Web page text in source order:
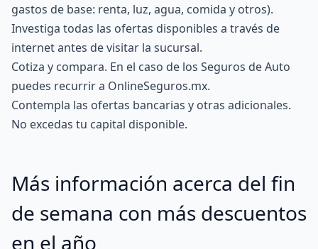
gastos de base: renta, luz, agua, comida y otros).
Investiga todas las ofertas disponibles a través de
internet antes de visitar la sucursal.
Cotiza y compara. En el caso de los Seguros de Auto
puedes recurrir a OnlineSeguros.mx.
Contempla las ofertas bancarias y otras adicionales.
No excedas tu capital disponible.
Más información acerca del fin
de semana con más descuentos
en el año